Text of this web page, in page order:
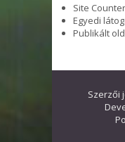
Site
Egyedi
Publikált
Szerzői